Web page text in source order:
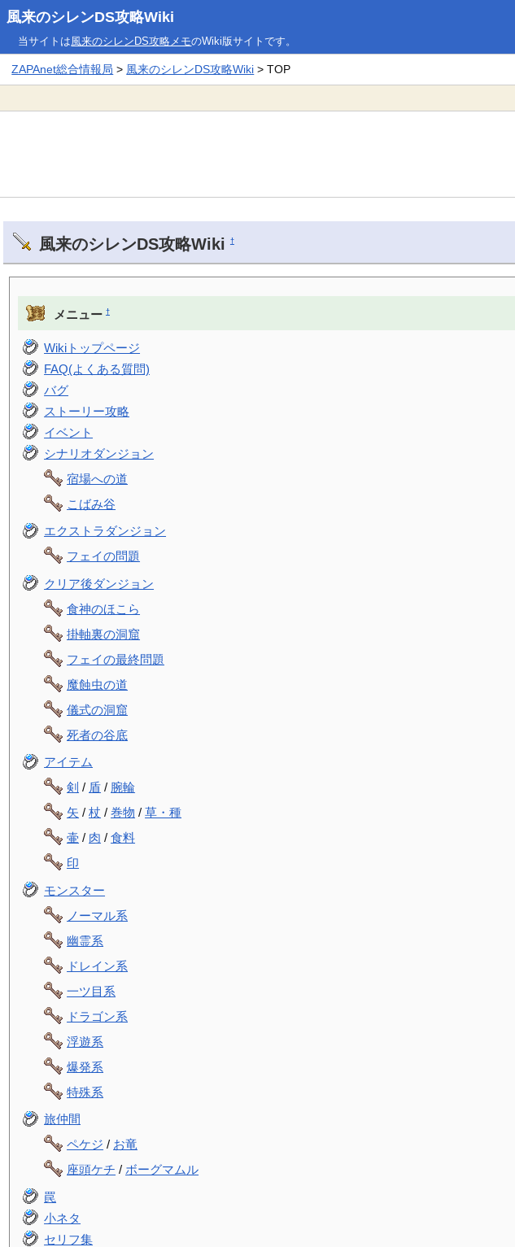
風来のシレンDS攻略Wiki
当サイトは風来のシレンDS攻略メモのWiki版サイトです。
ZAPAnet総合情報局 > 風来のシレンDS攻略Wiki > TOP
風来のシレンDS攻略Wiki †
メニュー †
Wikiトップページ
FAQ(よくある質問)
バグ
ストーリー攻略
イベント
シナリオダンジョン
宿場への道
こばみ谷
エクストラダンジョン
フェイの問題
クリア後ダンジョン
食神のほこら
掛軸裏の洞窟
フェイの最終問題
魔蝕虫の道
儀式の洞窟
死者の谷底
アイテム
剣 / 盾 / 腕輪
矢 /杖 /巻物 /草・種
壷 / 肉 /食料
印
モンスター
ノーマル系
幽霊系
ドレイン系
一ツ目系
ドラゴン系
浮遊系
爆発系
特殊系
旅仲間
ペケジ / お竜
座頭ケチ / ボーグマムル
罠
小ネタ
セリフ集